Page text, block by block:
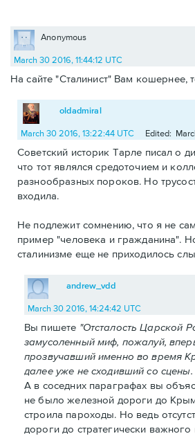
Anonymous
March 30 2016, 11:44:12 UTC
На сайте "Сталинист" Вам кошернее,
oldadmiral
March 30 2016, 13:22:44 UTC Edited:
Советский историк Тарле писал о
что тот являлся средоточием и
разнообразных пороков. Но
входила.
Не подлежит сомнению, что я не
пример "человека и гражданина".
сталинизме еще не приходилось
andrew_vdd
March 30 2016, 14:24:42 UTC
Вы пишете "Отсталость Царской
замусоленный миф, пожалуй,
прозвучавший именно во время
далее уже не сходивший со сцены.
А в соседних параграфах вы
не было железной дороги до
строила пароходы. Но ведь
дороги до стратегически важного